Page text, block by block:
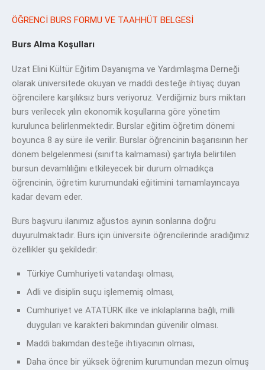
ÖĞRENCİ BURS FORMU VE TAAHHÜT BELGESİ
Burs Alma Koşulları
Uzat Elini Kültür Eğitim Dayanışma ve Yardımlaşma Derneği
olarak üniversitede okuyan ve maddi desteğe ihtiyaç duyan
öğrencilere karşılıksız burs veriyoruz. Verdiğimiz burs miktarı
burs verilecek yılın ekonomik koşullarına göre yönetim
kurulunca belirlenmektedir. Burslar eğitim öğretim dönemi
boyunca 8 ay süre ile verilir. Burslar öğrencinin başarısının her
dönem belgelenmesi (sınıfta kalmaması) şartıyla belirtilen
bursun devamlılığını etkileyecek bir durum olmadıkça
öğrencinin, öğretim kurumundaki eğitimini tamamlayıncaya
kadar devam eder.
Burs başvuru ilanımız ağustos ayının sonlarına doğru
duyurulmaktadır. Burs için üniversite öğrencilerinde aradığımız
özellikler şu şekildedir:
Türkiye Cumhuriyeti vatandaşı olması,
Adli ve disiplin suçu işlememiş olması,
Cumhuriyet ve ATATÜRK ilke ve inkılaplarına bağlı, milli
duyguları ve karakteri bakımından güvenilir olması.
Maddi bakımdan desteğe ihtiyacının olması,
Daha önce bir yüksek öğrenim kurumundan mezun olmuş